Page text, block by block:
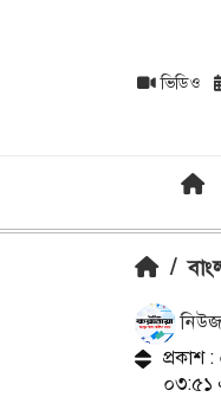
ভিডিও
/
নিউজ
প্রকাশ
০৩:৫১